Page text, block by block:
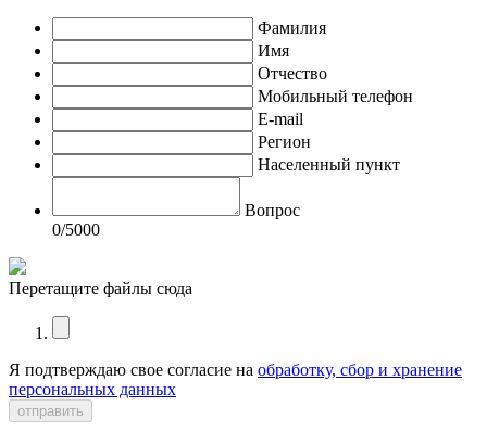
Фамилия
Имя
Отчество
Мобильный телефон
E-mail
Регион
Населенный пункт
Вопрос
0/5000
Перетащите файлы сюда
Я подтверждаю свое согласие на обработку, сбор и хранение
персональных данных